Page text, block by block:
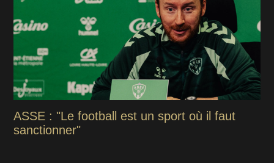
ASSE : "Le football est un sport où il faut
sanctionner"